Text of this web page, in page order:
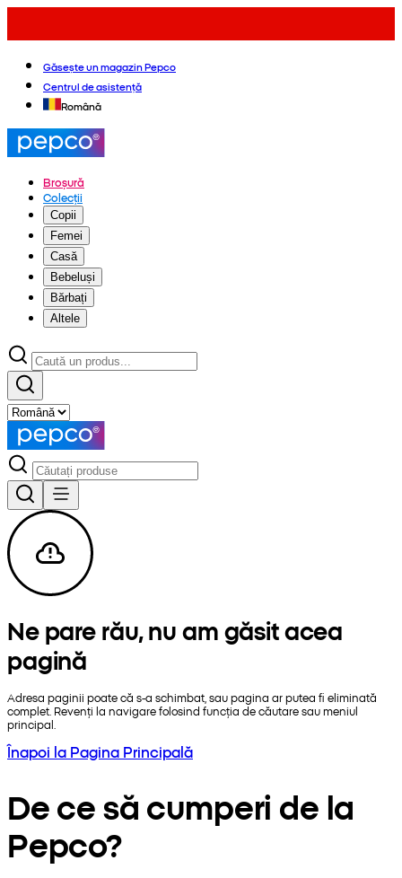
Găsește un magazin Pepco
Centrul de asistență
Română
Broșură
Colecții
Copii
Femei
Casă
Bebeluși
Bărbați
Altele
Ne pare rău, nu am găsit acea
pagină
Adresa paginii poate că s-a schimbat, sau pagina ar putea fi eliminată
complet. Revenți la navigare folosind funcția de căutare sau meniul
principal.
Înapoi la Pagina Principală
De ce să cumperi de la
Pepco?